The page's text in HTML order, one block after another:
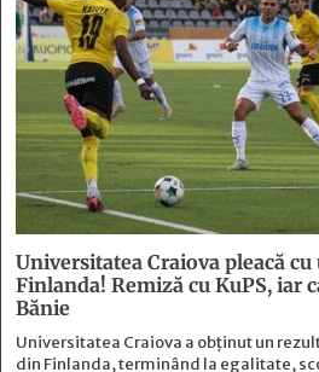
Universitatea Craiova pleacă
Finlanda! Remiză cu KuPS, iar
Bănie
Universitatea Craiova a obținut un
din Finlanda, terminând la egalitate,